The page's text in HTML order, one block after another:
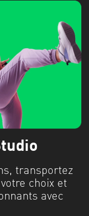
transportez
choix et
avec